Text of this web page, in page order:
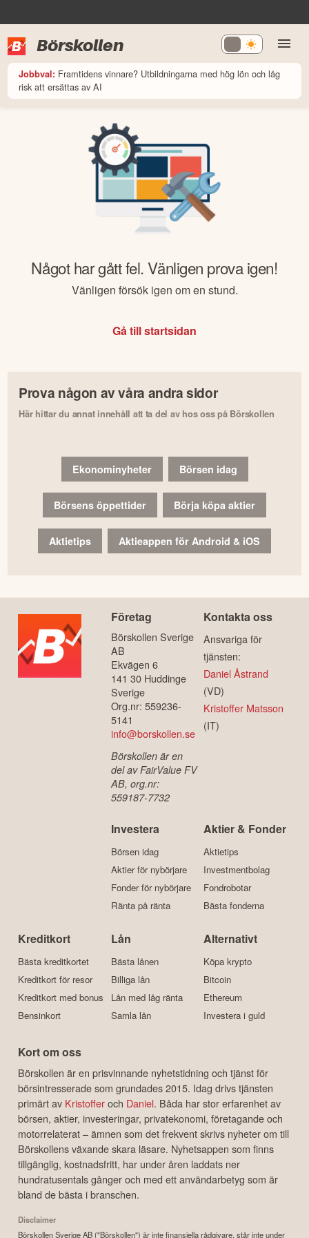
Börskollen
Jobbval: Framtidens vinnare? Utbildningarna med hög lön och låg
risk att ersättas av AI
Något har gått fel. Vänligen prova igen!
Vänligen försök igen om en stund.
Gå till startsidan
Prova någon av våra andra sidor
Här hittar du annat innehåll att ta del av hos oss på Börskollen
Ekonominyheter Börsen idag
Börsens öppettider Börja köpa aktier
Aktietips Aktieappen för Android & iOS
Företag
Börskollen Sverige
AB
Ekvägen 6
141 30 Huddinge
Sverige
Org.nr: 559236-
5141
info@borskollen.se
Börskollen är en
del av FairValue FV
AB, org.nr:
559187-7732
Kontakta oss
Ansvariga för
tjänsten:
Daniel Åstrand
(VD)
Kristoffer Matsson
(IT)
Investera
Börsen idag
Aktier för nybörjare
Fonder för nybörjare
Ränta på ränta
Aktier & Fonder
Aktietips
Investmentbolag
Fondrobotar
Bästa fonderna
Kreditkort
Bästa kreditkortet
Kreditkort för resor
Kreditkort med bonus
Bensinkort
Lån
Bästa lånen
Billiga lån
Lån med låg ränta
Samla lån
Alternativt
Köpa krypto
Bitcoin
Ethereum
Investera i guld
Kort om oss
Börskollen är en prisvinnande nyhetstidning och tjänst för
börsintresserade som grundades 2015. Idag drivs tjänsten
primärt av Kristofferoch Daniel. Båda har stor erfarenhet av
börsen, aktier, investeringar, privatekonomi, företagande och
motorrelaterat – ämnen som det frekvent skrivs nyheter om till
Börskollens växande skara läsare. Nyhetsappen som finns
tillgänglig, kostnadsfritt, har under åren laddats ner
hundratusentals gånger och med ett användarbetyg som är
bland de bästa i branschen.
Disclaimer
Börskollen Sverige AB ("Börskollen") är inte finansiella rådgivare, står inte under